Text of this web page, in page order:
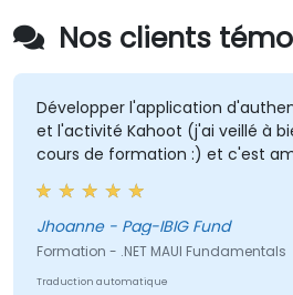
Nos clients
Développer l'application
et l'activité Kahoot (j'ai veillé à
cours de formation :) et c'est
Jhoanne - Pag-IBIG Fund
Formation - .NET MAUI Fundamentals
Traduction automatique